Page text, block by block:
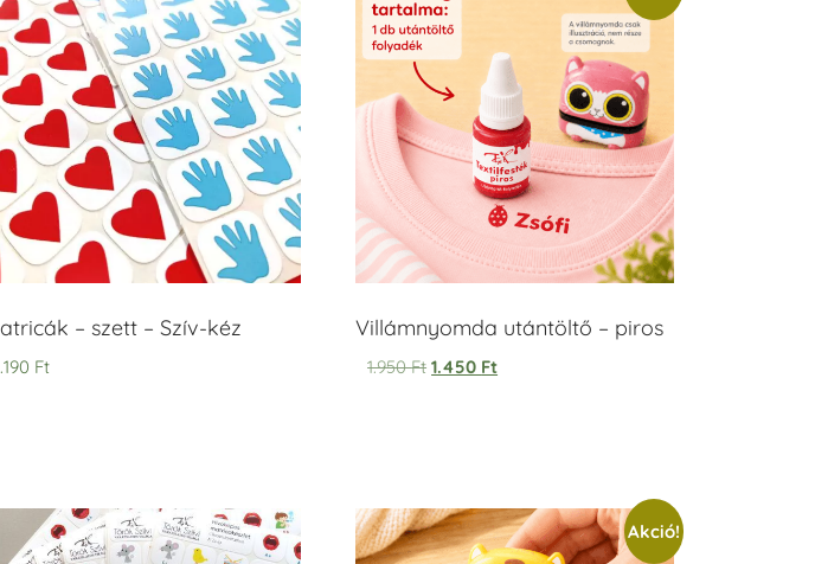
– szett – Szív-kéz
Ft
Villámnyomda utántöltő – piros
1.950Ft 1.450 Ft
Akció!